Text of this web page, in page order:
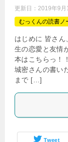
更新日： 2019年9月
むっくんの読書ノ
はじめに 皆さ
生の恋愛と友情
本はこちらっ！
城密さんの書い
まで […]
Tweet